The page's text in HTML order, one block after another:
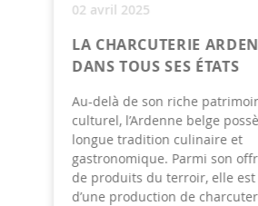
02 avril 2025
LA CHARCUTERIE
DANS TOUS SES ÉTATS
Au-delà de son riche
culturel, l’Ardenne belge
longue tradition culinaire et
gastronomique. Parmi son
de produits du terroir, elle est
d’une production de